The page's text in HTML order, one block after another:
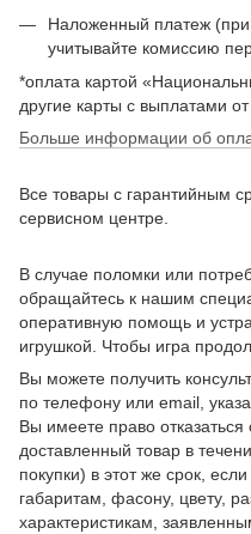
Наложенный платеж (при
учитывайте комиссию
*оплата картой
другие карты с выплатами от
Больше информации об
Все товары с гарантийным
сервисном центре.
В случае поломки или
обращайтесь к нашим
оперативную помощь и
игрушкой. Чтобы игра
Вы можете получить
по телефону или email,
Вы имеете право отказаться
доставленный товар в
покупки) в этот же срок,
габаритам, фасону, цвету,
характеристикам,